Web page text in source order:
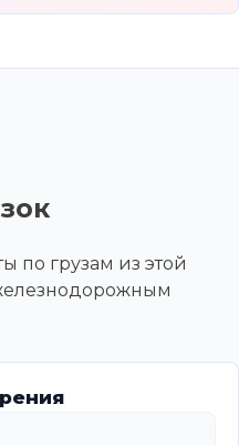
по грузам из этой